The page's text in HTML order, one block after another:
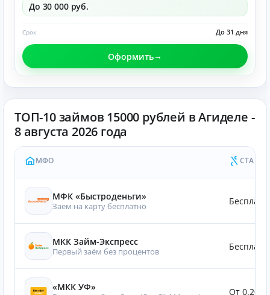
До 30 000 руб.
До 31 дня
Срок
Оформить
ТОП-10 займов 15000 рублей в Агиделе -
8 августа 2026 года
МФО СТАВКА
МФК «Быстроденьги»
Заем на карту бесплатно
МКК Займ-Экспресс
Первый заём без процентов
«МКК УФ» От 0.20%